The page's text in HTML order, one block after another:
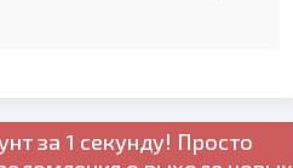
за 1 секунду! Просто